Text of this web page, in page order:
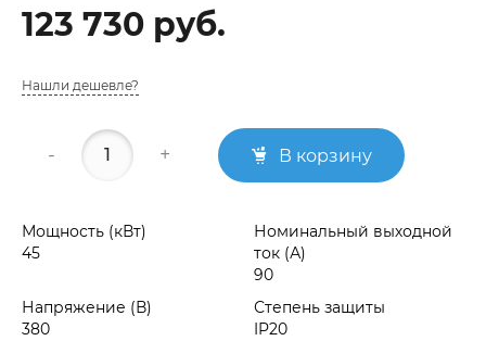
123 730 руб.
Нашли дешевле?
- + В корзину
Мощность (кВт)
45
Номинальный выходной
ток (А)
90
Напряжение (В)
380
Степень защиты
IP20